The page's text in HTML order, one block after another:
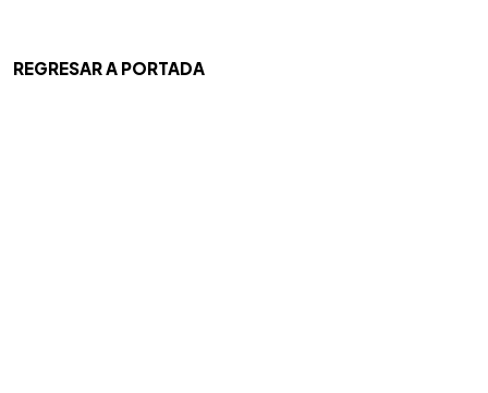
REGRESAR A PORTADA